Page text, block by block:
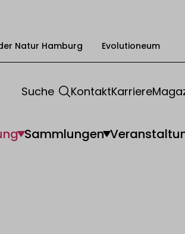
Natur Hamburg Evolutioneum
Sammlungen
Suche KontaktKarriere